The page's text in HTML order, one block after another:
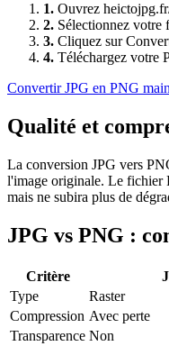
1. Ouvrez
2. Sélectionnez votre
3. Cliquez sur
4. Téléchargez votre
ConvertirJPG en PNG
Qualité et
La conversion JPG vers
l'image originale. Le fichier
mais ne subira plus de
JPG vs PNG :
Critère
Type
Raster
Compression Avec perte
Transparence Non